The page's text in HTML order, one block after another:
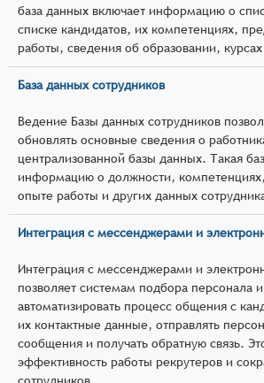
база данных включает информацию о
списке кандидатов, их компетенциях,
работы, сведения об образовании,
База данных сотрудников
Ведение Базы данных сотрудников
обновлять основные сведения о
централизованной базы данных. Такая
информацию о должности,
опыте работы и других данных
Интеграция с мессенджерами и
Интеграция с мессенджерами и
позволяет системам подбора персонала
автоматизировать процесс общения с
их контактные данные, отправлять
сообщения и получать обратную связь.
эффективность работы рекрутеров и